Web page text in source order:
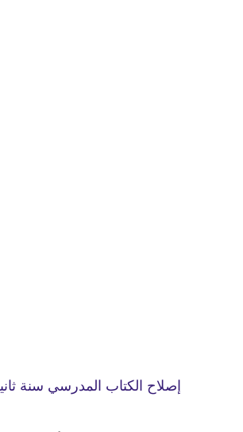
إصلاح الكتاب المدرسي سنة